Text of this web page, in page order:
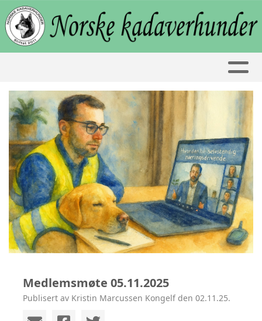
Medlemsmøte 05.11.2025
Publisert av Kristin Marcussen Kongelf den 02.11.25.